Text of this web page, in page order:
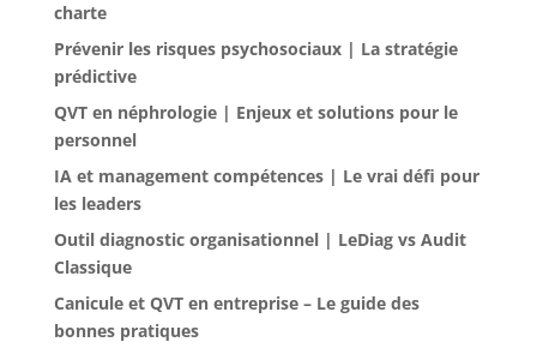
charte
Prévenir les risques psychosociaux | La stratégie
prédictive
QVT en néphrologie | Enjeux et solutions pour le
personnel
IA et management compétences | Le vrai défi pour
les leaders
Outil diagnostic organisationnel | LeDiag vs Audit
Classique
Canicule et QVT en entreprise – Le guide des
bonnes pratiques